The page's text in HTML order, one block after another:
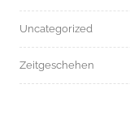
Uncategorized
Zeitgeschehen